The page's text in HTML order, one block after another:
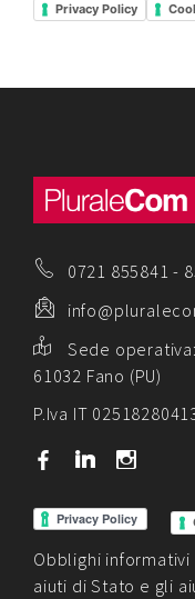
Privacy Policy
0721 855841 -
Sede operativa:
61032 Fano (PU)
P.Iva IT
b j x
Obblighi
aiuti di Stato e gli